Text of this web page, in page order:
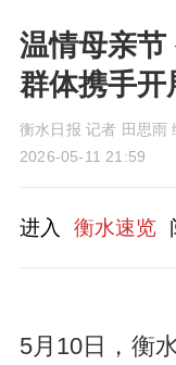
温情母亲节
群体携手开
衡水日报 记者 田思雨
2026-05-11 21:59
进入 衡水速览
5月10日，衡